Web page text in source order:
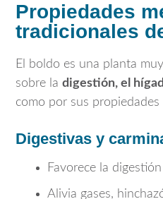
Propiedades
tradicionales
El boldo es una planta
sobre la digestión, el
como por sus
Digestivas y
Favorece la
Alivia gases,